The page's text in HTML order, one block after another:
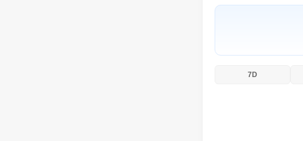
7D